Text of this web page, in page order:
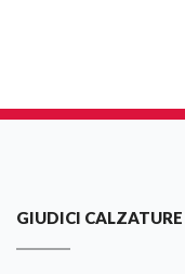
GIUDICI CALZATURE